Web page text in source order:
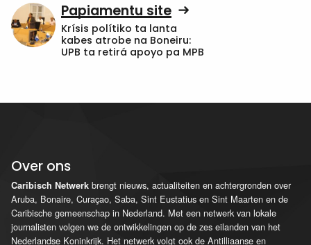
Papiamentu site
Krísis polítiko ta lanta
kabes atrobe na Boneiru:
UPB ta retirá apoyo pa MPB
Over ons
Caribisch Netwerk brengt nieuws, actualiteiten en achtergronden over
Aruba, Bonaire, Curaçao, Saba, Sint Eustatius en Sint Maarten en de
Caribische gemeenschap in Nederland. Met een netwerk van lokale
journalisten volgen we de ontwikkelingen op de zes eilanden van het
Nederlandse Koninkrijk. Het netwerk volgt ook de Antilliaanse en